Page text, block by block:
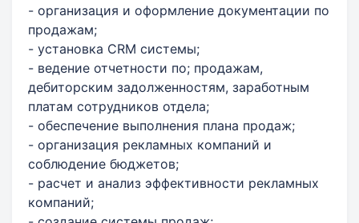
- организация и оформление документации по
продажам;
- установка CRM системы;
- ведение отчетности по; продажам,
дебиторским задолженностям, заработным
платам сотрудников отдела;
- обеспечение выполнения плана продаж;
- организация рекламных компаний и
соблюдение бюджетов;
- расчет и анализ эффективности рекламных
компаний;